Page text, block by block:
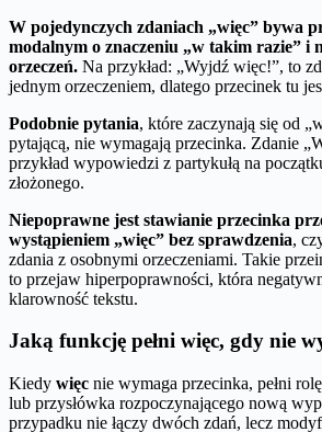
W pojedynczych zdaniach „więc” bywa
modalnym o znaczeniu „w takim razie” i
orzeczeń. Na przykład: „Wyjdź więc!”, to
jednym orzeczeniem, dlatego przecinek tu
Podobnie pytania, które zaczynają się od
pytającą, nie wymagają przecinka. Zdanie
przykład wypowiedzi z partykułą na
złożonego.
Niepoprawne jest stawianie przecinka
wystąpieniem „więc” bez sprawdzenia,
zdania z osobnymi orzeczeniami. Takie
to przejaw hiperpoprawności, która
klarowność tekstu.
Jaką funkcję pełni więc, gdy nie
Kiedy więc nie wymaga przecinka, pełni
lub przysłówka rozpoczynającego nową
przypadku nie łączy dwóch zdań, lecz